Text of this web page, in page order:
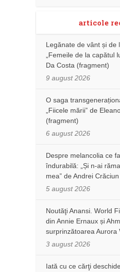
articole
Legănate de vânt și de
„Femeile de la capătul
Da Costa (fragment)
9 august 2026
O saga
„Fiicele mării” de
(fragment)
6 august 2026
Despre melancolia ce
îndurabilă: „Și n-ai
mea” de Andrei Crăciun
5 august 2026
Noutăţi Anansi. World
din Annie Ernaux și
surprinzătoarea Aurora
3 august 2026
Iată cu ce cărţi